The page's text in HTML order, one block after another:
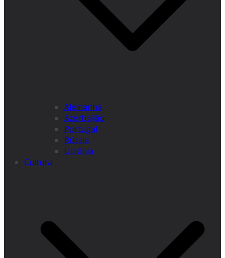
Alemanha
Azerbaijão
Portugal
Rússia
Ucrânia
Cultura